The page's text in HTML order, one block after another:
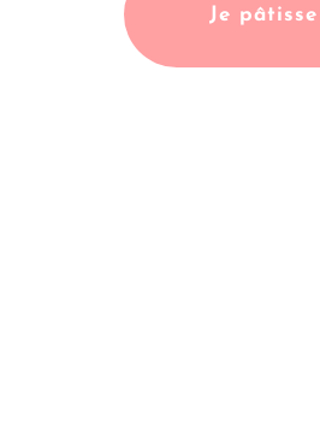
Je pâtisse